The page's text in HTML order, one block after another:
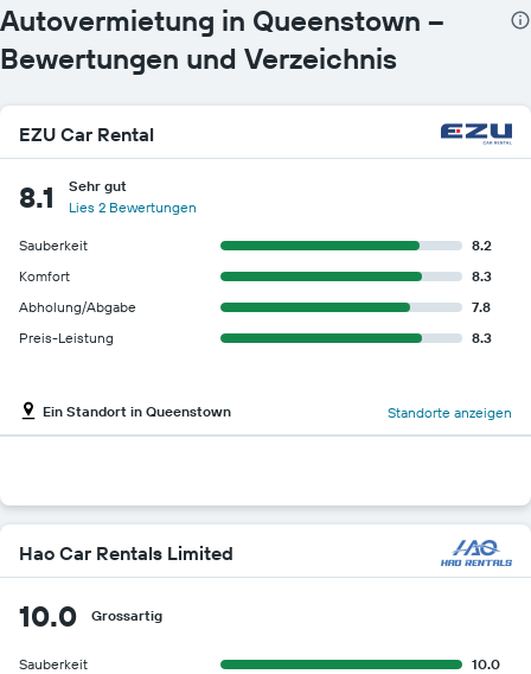
Autovermietung in Queenstown –
Bewertungen und Verzeichnis
EZU Car Rental
8.1
Sehr gut
Lies 2 Bewertungen
Sauberkeit
8.2
Komfort
8.3
Abholung/Abgabe
7.8
Preis-Leistung
8.3
Ein Standort in Queenstown Standorte anzeigen
Hao Car Rentals Limited
10.0 Grossartig
Sauberkeit
10.0